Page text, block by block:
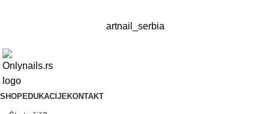
artnail_serbia
SHOPEDUKACIJEKONTAKT